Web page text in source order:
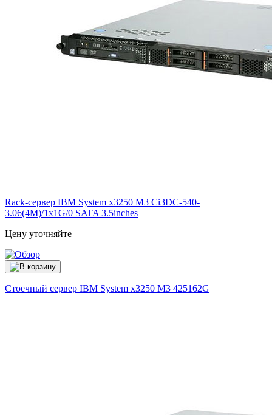
Rack-сервер IBM System x3250 M3 Ci3DC-540-
3.06(4M)/1x1G/0 SATA 3.5inches
Цену уточняйте
Стоечный сервер IBM System x3250 M3 425162G